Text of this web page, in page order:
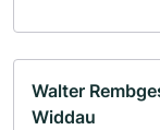
Walter
Widdau